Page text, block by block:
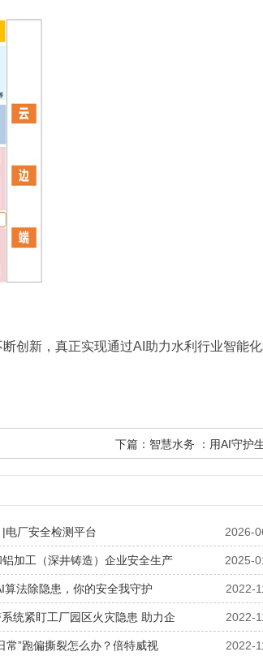
新，真正实现通过AI助力水利行业智能
下篇： 智慧水务 ：用AI守护
2026-
电厂安全检测平台
2025-
加工（深井铸造）企业安全生产
2022-
算法除隐患，你的安全我守护
2022-
统紧盯工厂园区火灾隐患 助力企
2022-
常”跑偏撕裂怎么办？倍特威视